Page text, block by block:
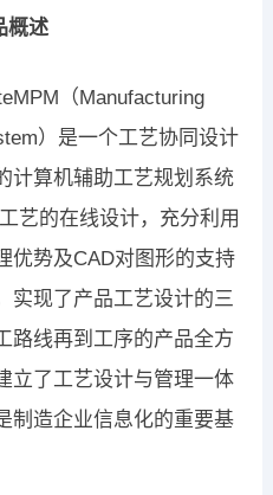
概述
（Manufacturing
）是一个工艺协同设计
计算机辅助工艺规划系统
艺的在线设计，充分利用
优势及CAD对图形的支持
实现了产品工艺设计的三
路线再到工序的产品全方
立了工艺设计与管理一体
制造企业信息化的重要基